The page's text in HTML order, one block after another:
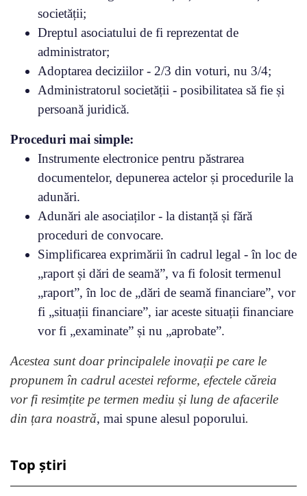
societății;
Dreptul asociatului de fi reprezentat de
administrator;
Adoptarea deciziilor - 2/3 din voturi, nu 3/4;
Administratorul societății - posibilitatea să fie și
persoană juridică.
Proceduri mai simple:
Instrumente electronice pentru păstrarea
documentelor, depunerea actelor și procedurile la
adunări.
Adunări ale asociaților - la distanță și fără
proceduri de convocare.
Simplificarea exprimării în cadrul legal - în loc de
„raport și dări de seamă”, va fi folosit termenul
„raport”, în loc de „dări de seamă financiare”, vor
fi „situații financiare”, iar aceste situații financiare
vor fi „examinate” și nu „aprobate”.
Acestea sunt doar principalele inovații pe care le
propunem în cadrul acestei reforme, efectele căreia
vor fi resimțite pe termen mediu și lung de afacerile
din țara noastră, mai spune alesul poporului.
Top știri